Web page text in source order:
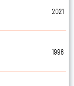
2021
1996